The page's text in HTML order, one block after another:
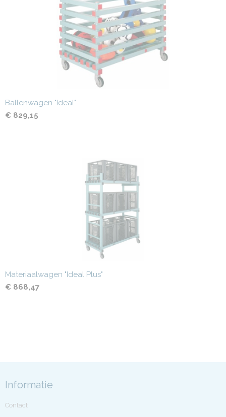
Ballenwagen "Ideal"
€ 829,15
Materiaalwagen "Ideal Plus"
€ 868,47
Informatie
Contact